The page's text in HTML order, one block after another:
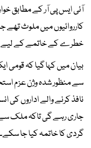
آئی ایس پی آر کے مطابق
کارروائیوں میں ملوث
خطرے کے خاتمے کے لیے
بیان میں کہا گیا کہ
سے منظور شدہ وژن عزم
نافذ کرنے والے اداروں کی
جاری رہے گی تاکہ ملک
گردی کا خاتمہ کیا جا سکے۔